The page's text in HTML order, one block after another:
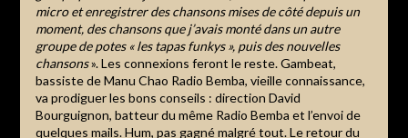
micro et enregistrer des chansons mises de côté depuis un
moment, des chansons que j’avais monté dans un autre
groupe de potes « les tapas funkys », puis des nouvelles
chansons». Les connexions feront le reste. Gambeat,
bassiste de Manu Chao Radio Bemba, vieille connaissance,
va prodiguer les bons conseils : direction David
Bourguignon, batteur du même Radio Bemba et l’envoi de
quelques mails. Hum, pas gagné malgré tout. Le retour du